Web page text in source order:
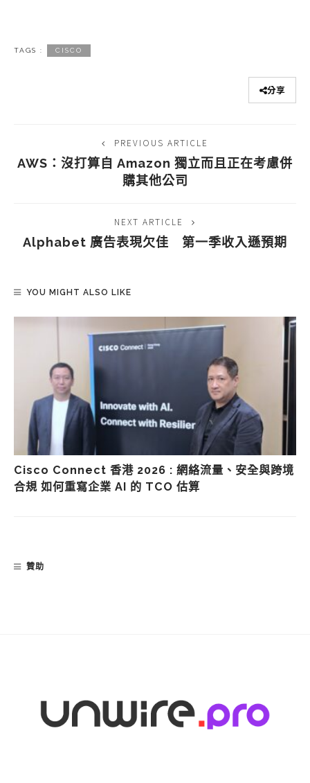
TAGS : CISCO
分享
PREVIOUS ARTICLE
AWS：沒打算自 Amazon 獨立而且正在考慮併
購其他公司
NEXT ARTICLE
Alphabet 廣告表現欠佳 第一季收入遜預期
YOU MIGHT ALSO LIKE
Cisco Connect 香港 2026 : 網絡流量、安全與跨境
合規 如何重寫企業 AI 的 TCO 估算
贊助